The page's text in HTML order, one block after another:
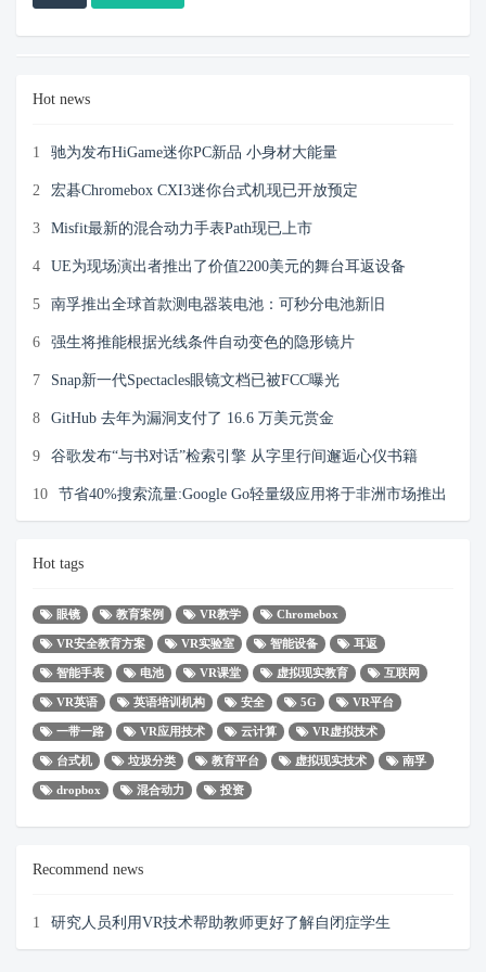
Hot news
1 驰为发布HiGame迷你PC新品 小身材大能量
2 宏碁Chromebox CXI3迷你台式机现已开放预定
3 Misfit最新的混合动力手表Path现已上市
4 UE为现场演出者推出了价值2200美元的舞台耳返设备
5 南孚推出全球首款测电器装电池：可秒分电池新旧
6 强生将推能根据光线条件自动变色的隐形镜片
7 Snap新一代Spectacles眼镜文档已被FCC曝光
8 GitHub 去年为漏洞支付了 16.6 万美元赏金
9 谷歌发布“与书对话”检索引擎 从字里行间邂逅心仪书籍
10 节省40%搜索流量:Google Go轻量级应用将于非洲市场推出
Hot tags
眼镜 教育案例 VR教学 Chromebox
VR安全教育方案 VR实验室 智能设备 耳返
智能手表 电池 VR课堂 虚拟现实教育 互联网
VR英语 英语培训机构 安全 5G VR平台
一带一路 VR应用技术 云计算 VR虚拟技术
台式机 垃圾分类 教育平台 虚拟现实技术 南孚
dropbox 混合动力 投资
Recommend news
1 研究人员利用VR技术帮助教师更好了解自闭症学生